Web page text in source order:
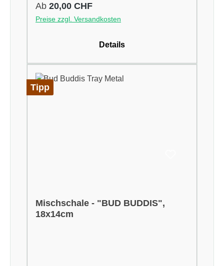
Regulärer Preis:
Ab 20,00 CHF
Preise zzgl. Versandkosten
Details
Tipp
Mischschale - "BUD BUDDIS",
18x14cm